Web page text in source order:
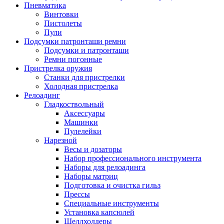
Пневматика
Винтовки
Пистолеты
Пули
Подсумки патронташи ремни
Подсумки и патронташи
Ремни погонные
Пристрелка оружия
Станки для пристрелки
Холодная пристрелка
Релоадинг
Гладкоствольный
Аксессуары
Машинки
Пулелейки
Нарезной
Весы и дозаторы
Набор профессионального инструмента
Наборы для релоадинга
Наборы матриц
Подготовка и очистка гильз
Прессы
Специальные инструменты
Установка капсюлей
Шеллхолдеры